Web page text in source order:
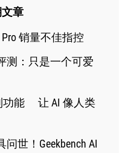
章
Pro 销量不佳指控
测：只是一个可爱
功能 让 AI 像人类
世！Geekbench AI